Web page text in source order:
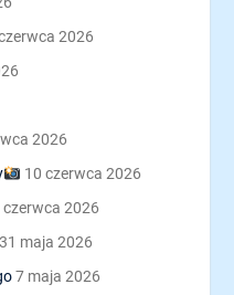
2026
2026
10 czerwca 2026
czerwca 2026
31 maja 2026
7 maja 2026